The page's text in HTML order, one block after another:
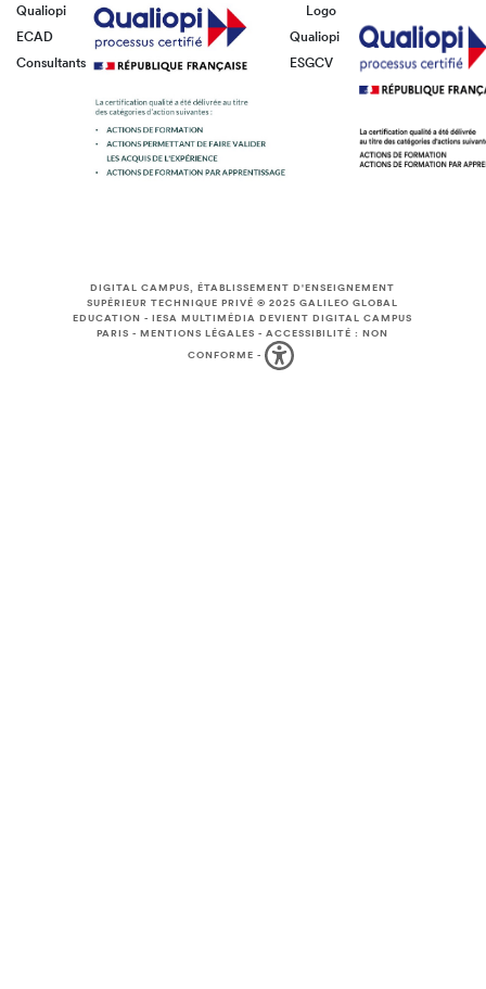
Qualiopi
ECAD
Consultants
Logo
Qualiopi
ESGCV
DIGITAL CAMPUS, ÉTABLISSEMENT D'ENSEIGNEMENT
SUPÉRIEUR TECHNIQUE PRIVÉ © 2025GALILEO GLOBAL
EDUCATION -IESA MULTIMÉDIA DEVIENT DIGITAL CAMPUS
PARIS -MENTIONS LÉGALES -ACCESSIBILITÉ : NON
CONFORME -